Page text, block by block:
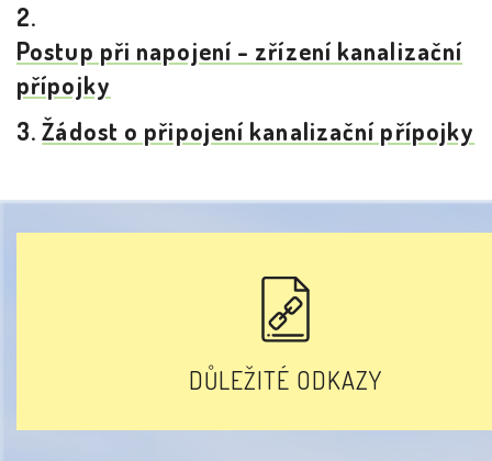
2.
Postup při napojení - zřízení kanalizační
přípojky
3.Žádost o připojení kanalizační přípojky
DŮLEŽITÉ ODKAZY